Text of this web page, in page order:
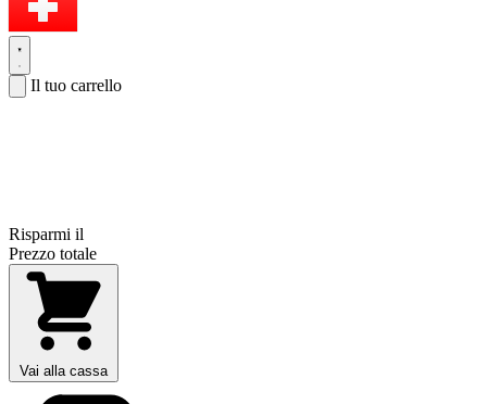
Il tuo carrello
Risparmi il
Prezzo totale
Vai alla cassa